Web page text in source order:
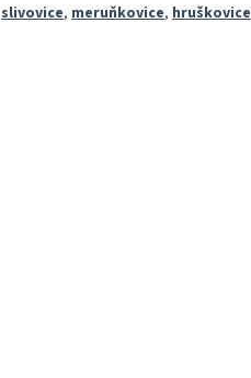
slivovice, meruňkovice, hruškovice